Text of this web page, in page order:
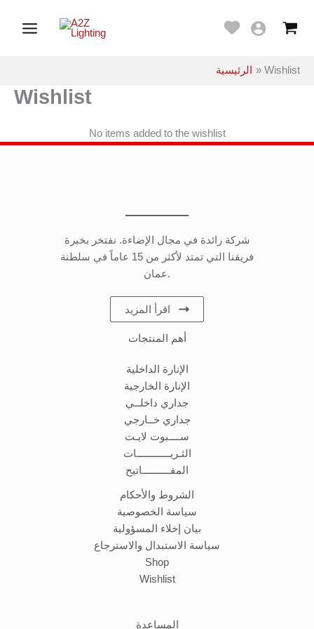
Menu
الرئيسية Wishlist
Wishlist
No items added to the wishlist
شركة رائدة في مجال الإضاءة. نفتخر بخبرة
فريقنا التي تمتد لأكثر من 15 عاماً في سلطنة
عمان.
اقرأ المزيد
أهم المنتجات
الإنارة الداخلية
الإنارة الخارجية
جداري داخلــي
جداري خــارجي
ســــبوت لايـت
الثـريــــــــــــات
المفــــــــــاتيح
الشروط والأحكام
سياسة الخصوصية
بيان إخلاء المسؤولية
سياسة الاستبدال والاسترجاع
Shop
Wishlist
المساعدة